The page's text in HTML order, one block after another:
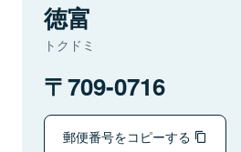
徳富
トクドミ
709-0716
郵便番号をコピーする